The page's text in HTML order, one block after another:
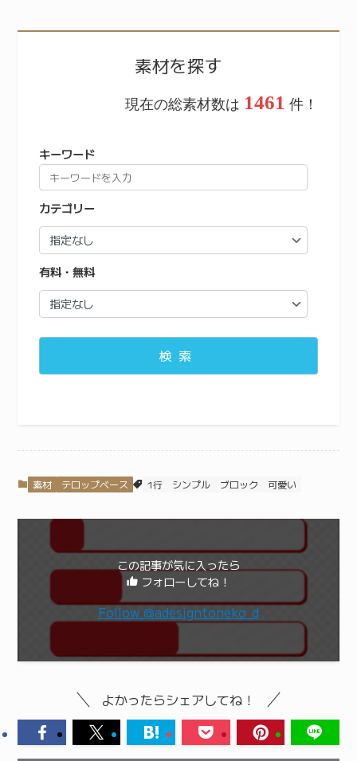
素材を探す
現在の総素材数は 1461 件！
キーワード
カテゴリー
有料・無料
検索
素材 テロップベース 1行 シンプル ブロック 可愛い
この記事が気に入ったら
フォローしてね！
Follow @adesigntoneko_d
よかったらシェアしてね！